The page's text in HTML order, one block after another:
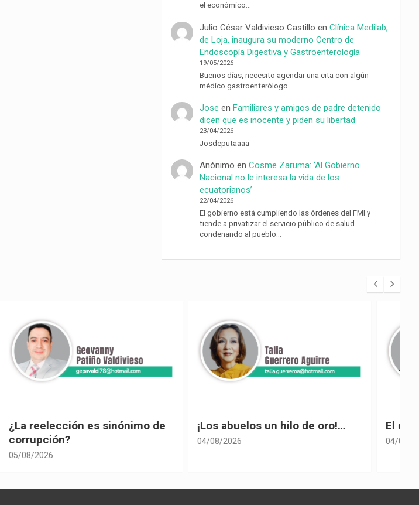
el económico…
Julio César Valdivieso Castillo enClínica Medilab,
de Loja, inaugura su moderno Centro de
Endoscopía Digestiva y Gastroenterología
19/05/2026
Buenos días, necesito agendar una cita con algún
médico gastroenterólogo
Jose enFamiliares y amigos de padre detenido
dicen que es inocente y piden su libertad
23/04/2026
Josdeputaaaa
Anónimo enCosme Zaruma: ‘Al Gobierno
Nacional no le interesa la vida de los
ecuatorianos’
22/04/2026
El gobierno está cumpliendo las órdenes del FMI y
tiende a privatizar el servicio público de salud
condenando al pueblo…
¡Los abuelos un hilo de oro!…
04/08/2026
El desplome de Noboa
04/08/2026